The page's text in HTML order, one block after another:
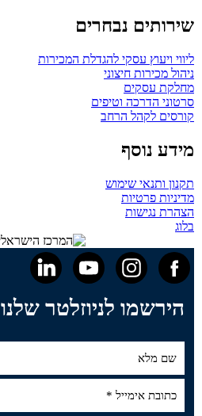
שירותים נבחרים
ליווי ויעוץ עסקי להגדלת המכירות
ניהול מכירות חיצוני
מחלקת עסקים
סרטוני הדרכה וטיפים
קורסים לקהל הרחב
מידע נוסף
תקנון ותנאי שימוש
מדיניות פרטיות
הצהרת נגישות
בלוג
הירשמו לניוזלטר שלנו